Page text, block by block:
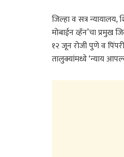
जिल्हा व सत्र
मोबाईन व्हॅन’चा प्रमुख
१२ जून रोजी पुणे व
तालुक्यांमध्ये ‘न्याय